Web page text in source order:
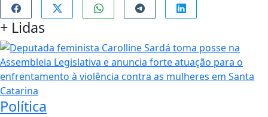
+ Lidas
Política